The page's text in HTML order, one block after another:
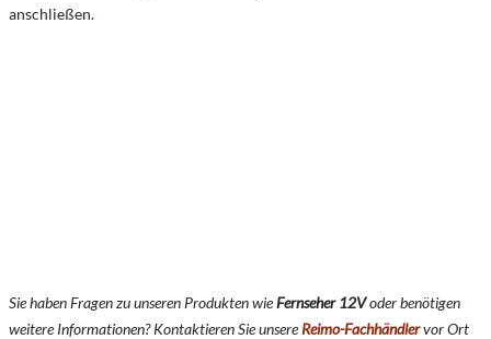
anschließen.
Sie haben Fragen zu unseren Produkten wieFernseher 12Voder benötigen
weitere Informationen? Kontaktieren Sie unsereReimo-Fachhändlervor Ort